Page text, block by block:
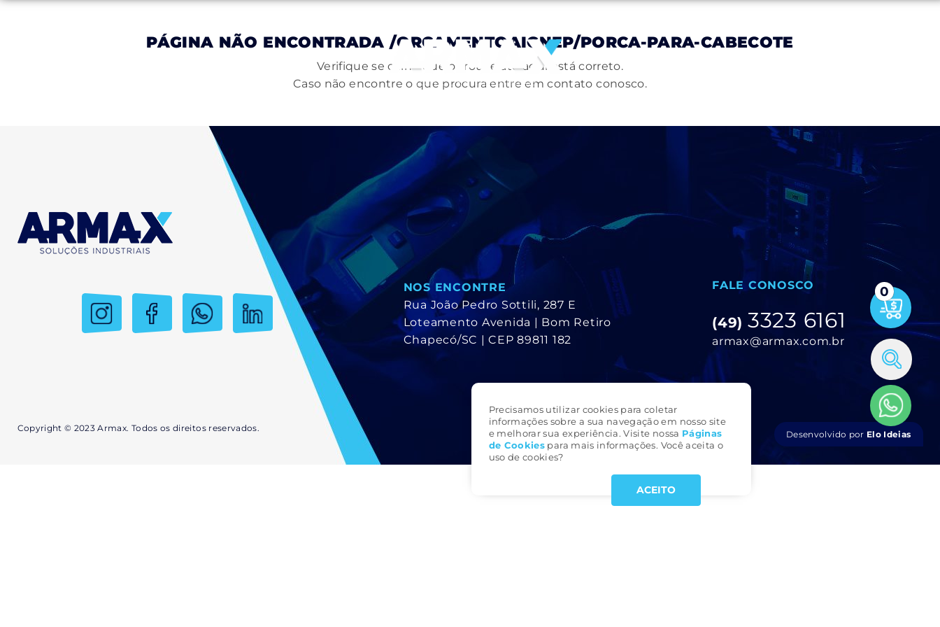
Precisamos utilizar cookies para coletar
informações sobre a sua navegação em nosso site
e melhorar sua experiência. Visite nossa Páginas
de Cookies para mais informações. Você aceita o
uso de cookies?
ACEITO
PÁGINA NÃO ENCONTRADA/ORCAMENTOAIGNEP/PORCA-PARA-CABECOTE
Verifique se o link que o trouxe até aqui está correto.
Caso não encontre o que procura entre em contato conosco.
0
NOS ENCONTRE
Rua João Pedro Sottili, 287 E
Loteamento Avenida | Bom Retiro
Chapecó/SC | CEP 89811 182
FALE CONOSCO
(49) 3323 6161
armax@armax.com.br
Copyright © 2023 Armax. Todos os direitos reservados.
Desenvolvido por Elo Ideias